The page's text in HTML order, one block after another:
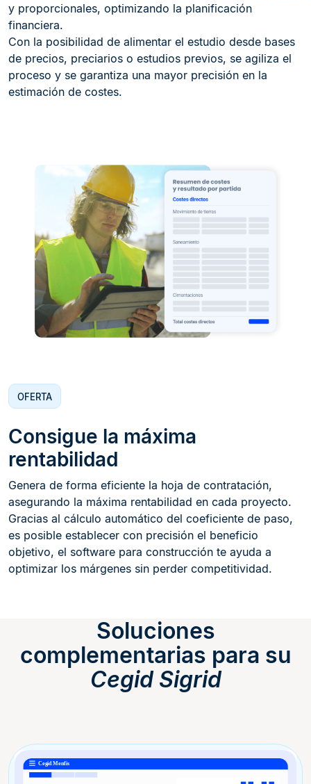
y proporcionales, optimizando la planificación
financiera.
Con la posibilidad de alimentar el estudio desde bases
de precios, preciarios o estudios previos, se agiliza el
proceso y se garantiza una mayor precisión en la
estimación de costes.
OFERTA
Consigue la máxima
rentabilidad
Genera de forma eficiente la hoja de contratación,
asegurando la máxima rentabilidad en cada proyecto.
Gracias al cálculo automático del coeficiente de paso,
es posible establecer con precisión el beneficio
objetivo, el software para construcción te ayuda a
optimizar los márgenes sin perder competitividad.
Soluciones
complementarias para su
Cegid Sigrid